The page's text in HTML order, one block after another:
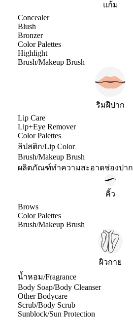
แก้ม
Concealer
Blush
Bronzer
Color Palettes
Highlight
Brush/Makeup Brush
ริมฝีปาก
Lip Care
Lip+Eye Remover
Color Palettes
ลิปสติก/Lip Color
Brush/Makeup Brush
ผลิตภัณฑ์ทำความสะอาดช่องปาก
คิ้ว
Brows
Color Palettes
Brush/Makeup Brush
ผิวกาย
น้ำหอม/Fragrance
Body Soap/Body Cleanser
Other Bodycare
Scrub/Body Scrub
Sunblock/Sun Protection